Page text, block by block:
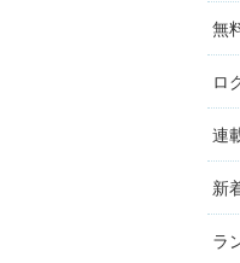
無
ロ
連
新
ラ